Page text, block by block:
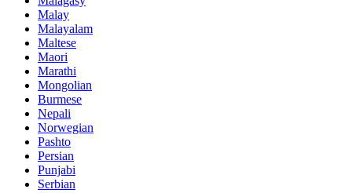
Malay
Malayalam
Maltese
Maori
Marathi
Mongolian
Burmese
Nepali
Norwegian
Pashto
Persian
Punjabi
Serbian